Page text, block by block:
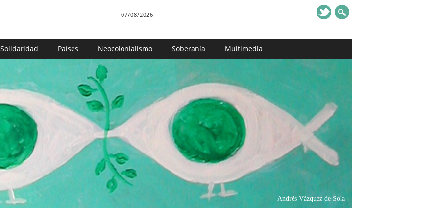
07/08/2026
Solidaridad Países Neocolonialismo Soberanía Multimedia
Andrés Vázquez de Sola